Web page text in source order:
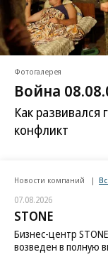
Фотогалерея
Война
Как развивался
конфликт
Новости компаний
07.08.2026
STONE
Бизнес-центр
возведен в полную